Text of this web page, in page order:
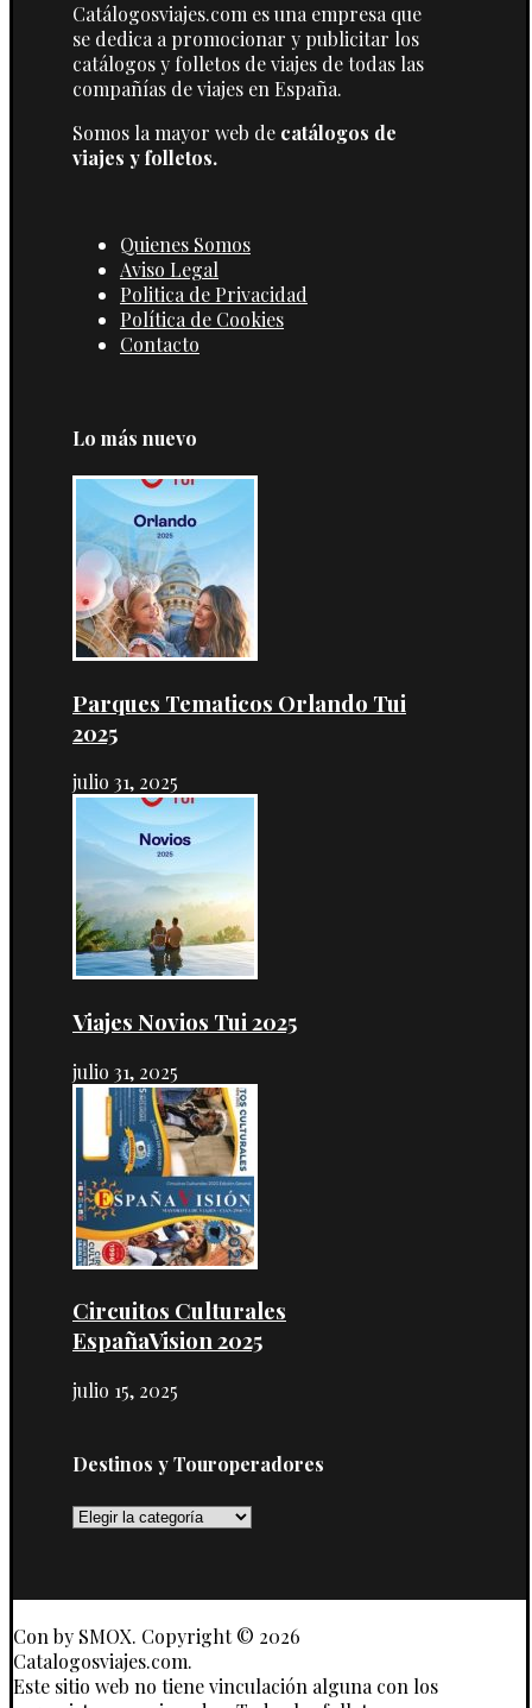
Catálogosviajes.com es una empresa que
se dedica a promocionar y publicitar los
catálogos y folletos de viajes de todas las
compañías de viajes en España.
Somos la mayor web de catálogos de
viajes y folletos.
Quienes Somos
Aviso Legal
Politica de Privacidad
Política de Cookies
Contacto
Lo más nuevo
Parques Tematicos Orlando Tui
2025
julio 31, 2025
Viajes Novios Tui 2025
julio 31, 2025
Circuitos Culturales
EspañaVision 2025
julio 15, 2025
Destinos y Touroperadores
Destinos
Con by SMOX. Copyright © 2026
Catalogosviajes.com.
Este sitio web no tiene vinculación alguna con los